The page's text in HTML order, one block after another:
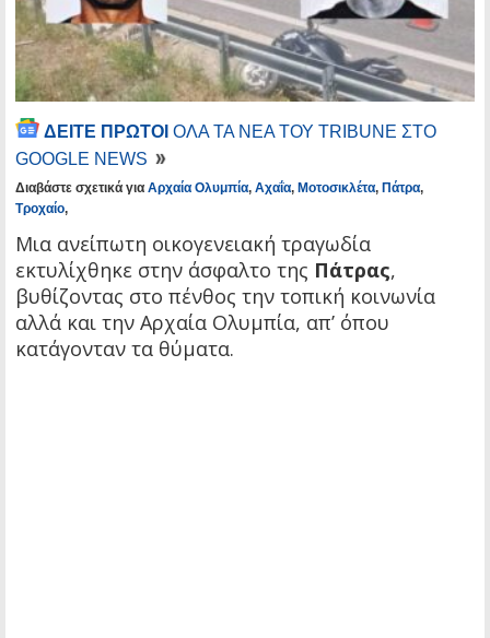
ΔΕΙΤΕ ΠΡΩΤΟΙ ΟΛΑ ΤΑ ΝΕΑ ΤΟΥ TRIBUNE ΣΤΟ
GOOGLE NEWS
Διαβάστε σχετικά για Αρχαία Ολυμπία, Αχαΐα, Μοτοσικλέτα, Πάτρα,
Τροχαίο,
Μια ανείπωτη οικογενειακή τραγωδία
εκτυλίχθηκε στην άσφαλτο της Πάτρας,
βυθίζοντας στο πένθος την τοπική κοινωνία
αλλά και την Αρχαία Ολυμπία, απ’ όπου
κατάγονταν τα θύματα.